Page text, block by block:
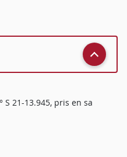
21-13.945, pris en sa